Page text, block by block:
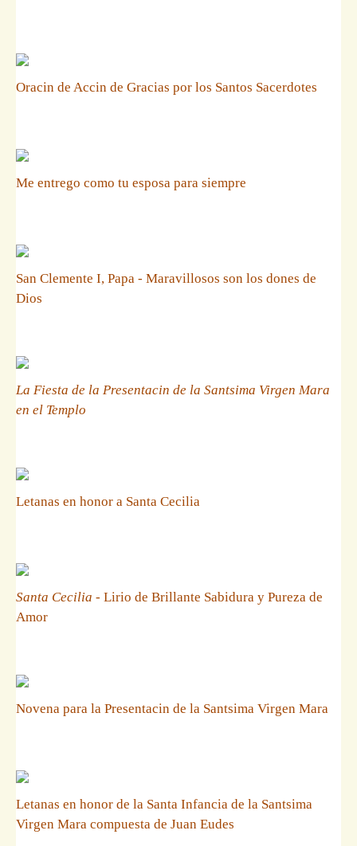
Oracin de Accin de Gracias por los Santos Sacerdotes
Me entrego como tu esposa para siempre
San Clemente I, Papa - Maravillosos son los dones de
Dios
La Fiesta de la Presentacin de la Santsima Virgen Mara
en el Templo
Letanas en honor a Santa Cecilia
Santa Cecilia - Lirio de Brillante Sabidura y Pureza de
Amor
Novena para la Presentacin de la Santsima Virgen Mara
Letanas en honor de la Santa Infancia de la Santsima
Virgen Mara compuesta de Juan Eudes